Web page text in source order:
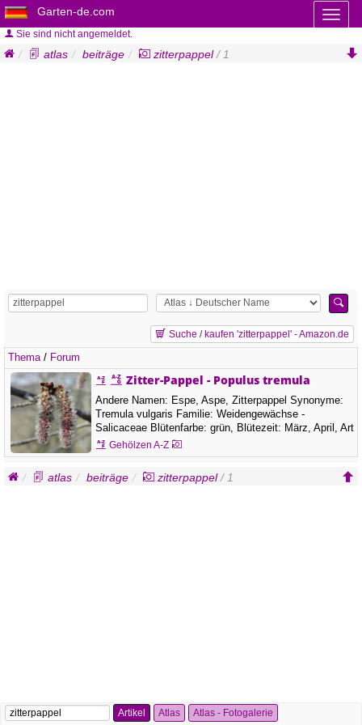
Garten-de.com
Sie sind nicht angemeldet.
atlas beiträge zitterpappel/ 1
Suche / kaufen 'zitterpappel' - Amazon.de
Thema / Forum
Zitter-Pappel - Populus tremula
Andere Namen: Espe, Aspe, Zitterpappel Synonyme:
Tremula vulgaris Familie: Weidengewächse -
Salicaceae Blütenfarbe: grün, Blütezeit: März, April, Art
der Blüte: Andere Blumen, Je nach Vorkommensgebiet
erreicht die Espe als Baum eine Wuchshöhe von meist
Pappeln die schnellstwachsenden Bäume.…
Gehölzen A-Z
atlas beiträge zitterpappel/ 1
Artikel Atlas Atlas - Fotogalerie